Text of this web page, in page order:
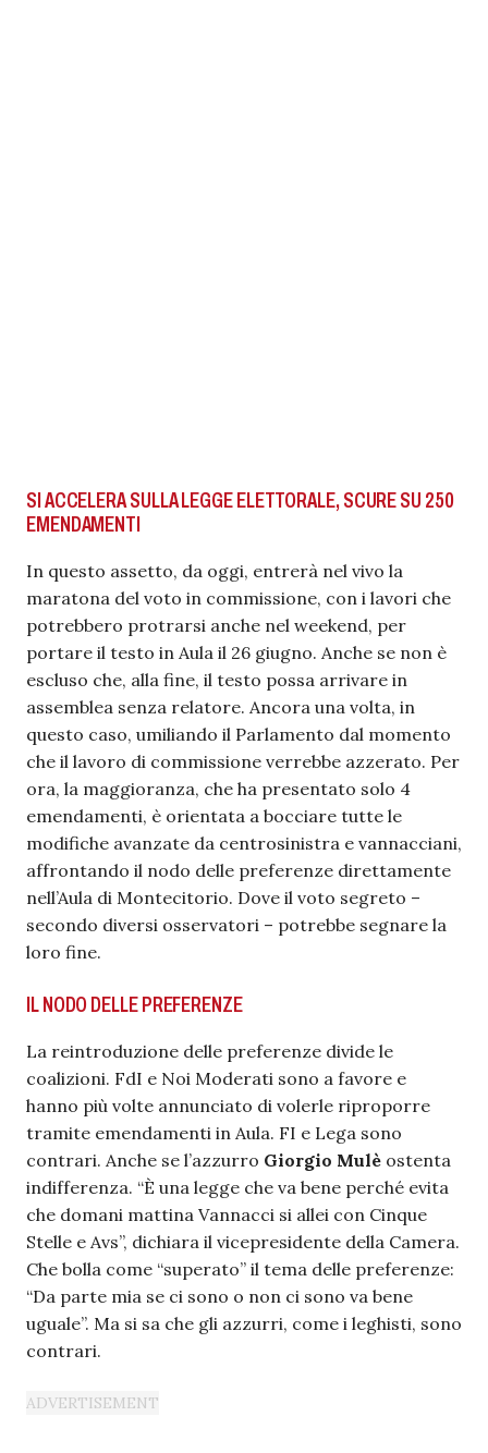
SI ACCELERA SULLA LEGGE ELETTORALE, SCURE SU 250
EMENDAMENTI
In questo assetto, da oggi, entrerà nel vivo la
maratona del voto in commissione, con i lavori che
potrebbero protrarsi anche nel weekend, per
portare il testo in Aula il 26 giugno. Anche se non è
escluso che, alla fine, il testo possa arrivare in
assemblea senza relatore. Ancora una volta, in
questo caso, umiliando il Parlamento dal momento
che il lavoro di commissione verrebbe azzerato. Per
ora, la maggioranza, che ha presentato solo 4
emendamenti, è orientata a bocciare tutte le
modifiche avanzate da centrosinistra e vannacciani,
affrontando il nodo delle preferenze direttamente
nell’Aula di Montecitorio. Dove il voto segreto –
secondo diversi osservatori – potrebbe segnare la
loro fine.
IL NODO DELLE PREFERENZE
La reintroduzione delle preferenze divide le
coalizioni. FdI e Noi Moderati sono a favore e
hanno più volte annunciato di volerle riproporre
tramite emendamenti in Aula. FI e Lega sono
contrari. Anche se l’azzurro Giorgio Mulè ostenta
indifferenza. “È una legge che va bene perché evita
che domani mattina Vannacci si allei con Cinque
Stelle e Avs”, dichiara il vicepresidente della Camera.
Che bolla come “superato” il tema delle preferenze:
“Da parte mia se ci sono o non ci sono va bene
uguale”. Ma si sa che gli azzurri, come i leghisti, sono
contrari.